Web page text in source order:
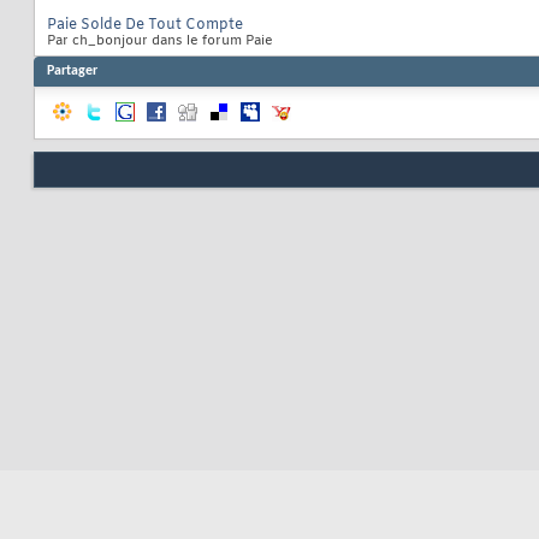
Paie Solde De Tout Compte
Par ch_bonjour dans le forum Paie
Partager